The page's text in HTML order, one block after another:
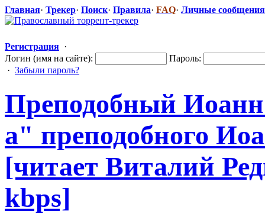
Главная· Трекер· Поиск· Правила· FAQ· Личные сообщения
Регистрация ·
Логин (имя на сайте):
Пароль:
· Забыли пароль?
Преподобный
а" преподобного
[читает Виталий
kbps]